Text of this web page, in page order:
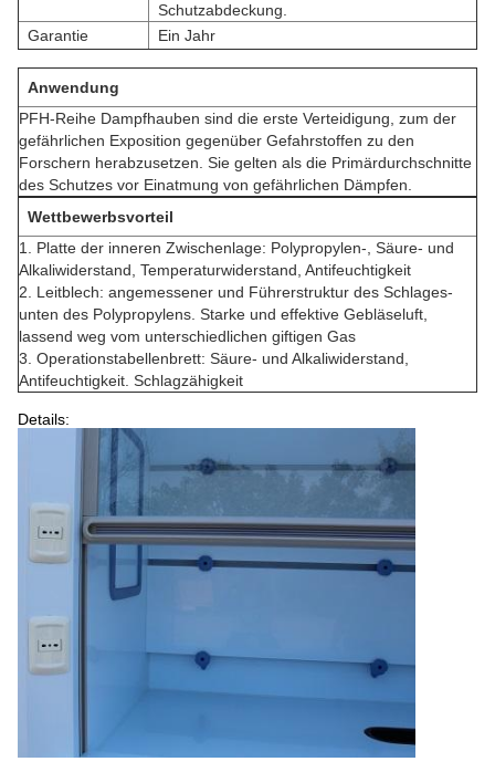
Schutzabdeckung.
Garantie
Ein Jahr
Anwendung
PFH-Reihe Dampfhauben sind die erste Verteidigung, zum der
gefährlichen Exposition gegenüber Gefahrstoffen zu den
Forschern herabzusetzen. Sie gelten als die Primärdurchschnitte
des Schutzes vor Einatmung von gefährlichen Dämpfen.
Wettbewerbsvorteil
1. Platte der inneren Zwischenlage: Polypropylen-, Säure- und
Alkaliwiderstand, Temperaturwiderstand, Antifeuchtigkeit
2. Leitblech: angemessener und Führerstruktur des Schlages-
unten des Polypropylens. Starke und effektive Gebläseluft,
lassend weg vom unterschiedlichen giftigen Gas
3. Operationstabellenbrett: Säure- und Alkaliwiderstand,
Antifeuchtigkeit. Schlagzähigkeit
Details: